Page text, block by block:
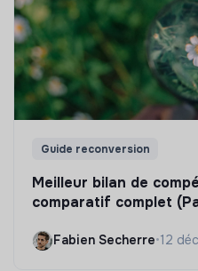
Guide reconversion
Meilleur bilan de
comparatif complet
Fabien Secherre•12